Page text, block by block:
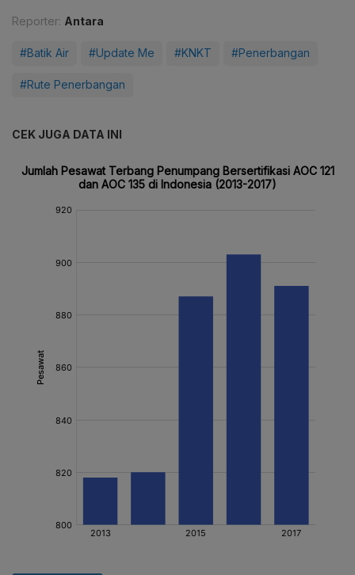
Reporter: Antara
#Batik Air #Update Me #KNKT #Penerbangan
#Rute Penerbangan
CEK JUGA DATA INI